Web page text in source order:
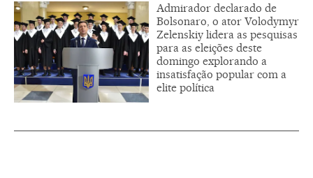
Admirador declarado de
Bolsonaro, o ator Volodymyr
Zelenskiy lidera as pesquisas
para as eleições deste
domingo explorando a
insatisfação popular com a
elite política